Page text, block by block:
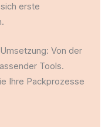
erste
Von der
Tools.
Ihre Packprozesse